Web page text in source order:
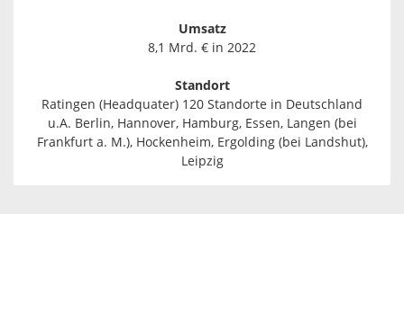
Umsatz
8,1 Mrd. € in 2022
Standort
Ratingen (Headquater) 120 Standorte in Deutschland
u.A. Berlin, Hannover, Hamburg, Essen, Langen (bei
Frankfurt a. M.), Hockenheim, Ergolding (bei Landshut),
Leipzig